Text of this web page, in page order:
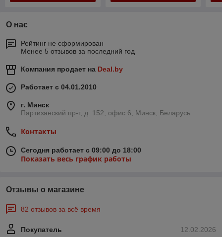
О нас
Рейтинг не сформирован
Менее 5 отзывов за последний год
Компания продает на Deal.by
Работает с 04.01.2010
г. Минск
Партизанский пр-т, д. 152, офис 6, Минск, Беларусь
Контакты
Сегодня работает с 09:00 до 18:00
Показать весь график работы
Отзывы о магазине
82 отзывов за всё время
12.02.2026
Покупатель